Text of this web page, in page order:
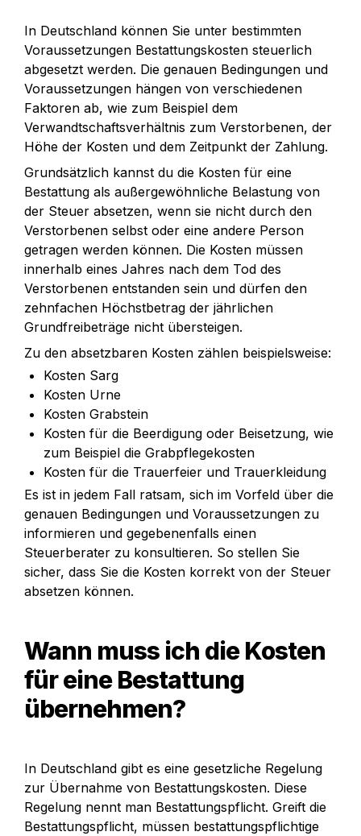
In Deutschland können Sie unter bestimmten
Voraussetzungen Bestattungskosten steuerlich
abgesetzt werden. Die genauen Bedingungen und
Voraussetzungen hängen von verschiedenen
Faktoren ab, wie zum Beispiel dem
Verwandtschaftsverhältnis zum Verstorbenen, der
Höhe der Kosten und dem Zeitpunkt der Zahlung.
Grundsätzlich kannst du die Kosten für eine
Bestattung als außergewöhnliche Belastung von
der Steuer absetzen, wenn sie nicht durch den
Verstorbenen selbst oder eine andere Person
getragen werden können. Die Kosten müssen
innerhalb eines Jahres nach dem Tod des
Verstorbenen entstanden sein und dürfen den
zehnfachen Höchstbetrag der jährlichen
Grundfreibeträge nicht übersteigen.
Zu den absetzbaren Kosten zählen beispielsweise:
Kosten Sarg
Kosten Urne
Kosten Grabstein
Kosten für die Beerdigung oder Beisetzung, wie
zum Beispiel die Grabpflegekosten
Kosten für die Trauerfeier und Trauerkleidung
Es ist in jedem Fall ratsam, sich im Vorfeld über die
genauen Bedingungen und Voraussetzungen zu
informieren und gegebenenfalls einen
Steuerberater zu konsultieren. So stellen Sie
sicher, dass Sie die Kosten korrekt von der Steuer
absetzen können.
Wann muss ich die Kosten
für eine Bestattung
übernehmen?
In Deutschland gibt es eine gesetzliche Regelung
zur Übernahme von Bestattungskosten. Diese
Regelung nennt man Bestattungspflicht. Greift die
Bestattungspflicht, müssen bestattungspflichtige